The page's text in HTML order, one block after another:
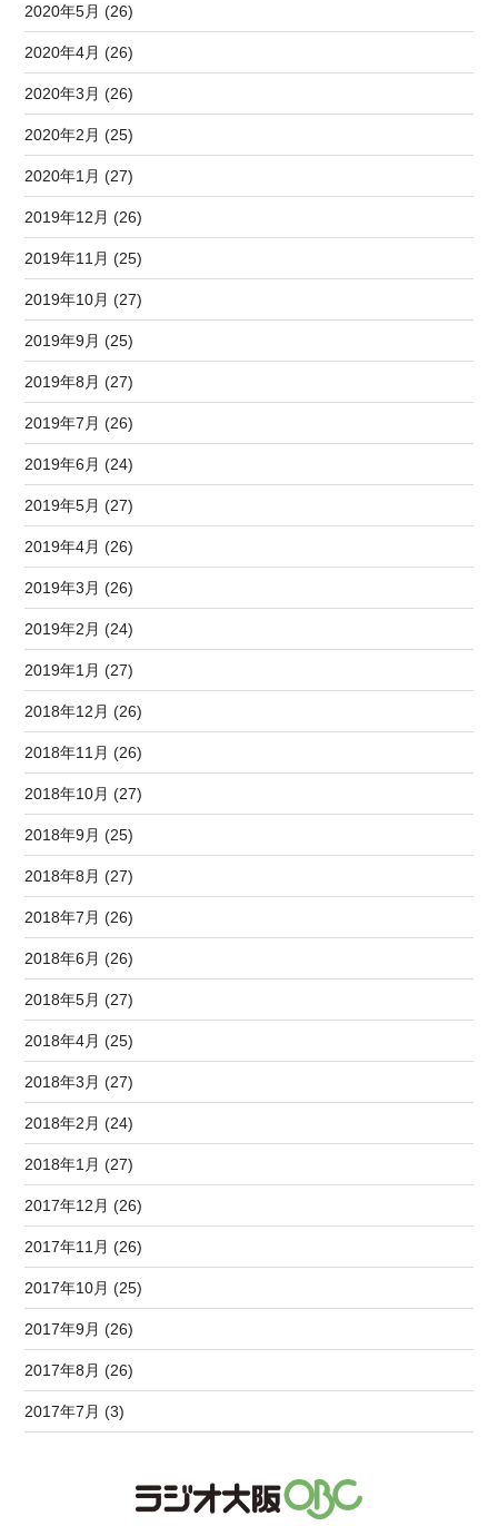
2020年5月 (26)
2020年4月 (26)
2020年3月 (26)
2020年2月 (25)
2020年1月 (27)
2019年12月 (26)
2019年11月 (25)
2019年10月 (27)
2019年9月 (25)
2019年8月 (27)
2019年7月 (26)
2019年6月 (24)
2019年5月 (27)
2019年4月 (26)
2019年3月 (26)
2019年2月 (24)
2019年1月 (27)
2018年12月 (26)
2018年11月 (26)
2018年10月 (27)
2018年9月 (25)
2018年8月 (27)
2018年7月 (26)
2018年6月 (26)
2018年5月 (27)
2018年4月 (25)
2018年3月 (27)
2018年2月 (24)
2018年1月 (27)
2017年12月 (26)
2017年11月 (26)
2017年10月 (25)
2017年9月 (26)
2017年8月 (26)
2017年7月 (3)